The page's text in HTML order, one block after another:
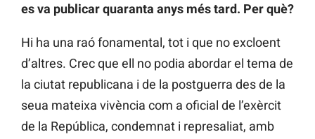
es va publicar quaranta anys més tard. Per què?
Hi ha una raó fonamental, tot i que no excloent
d’altres. Crec que ell no podia abordar el tema de
la ciutat republicana i de la postguerra des de la
seua mateixa vivència com a oficial de l’exèrcit
de la República, condemnat i represaliat, amb